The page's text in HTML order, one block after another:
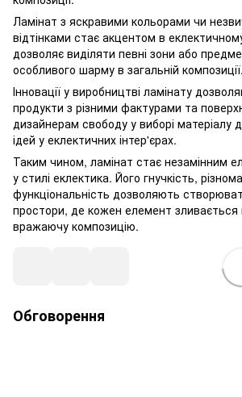
Ламінат з яскравими кольорами чи
відтінками стає акцентом в
дозволяє виділяти певні зони або
особливого шарму в загальній композиції.
Інновації у виробництві ламінату
продукти з різними фактурами та
дизайнерам свободу у виборі матеріалу
ідей у еклектичних інтер'єрах.
Таким чином, ламінат стає незамінним
у стилі еклектика. Його гнучкість,
функціональність дозволяють
простори, де кожен елемент зливається
вражаючу композицію.
Обговорення